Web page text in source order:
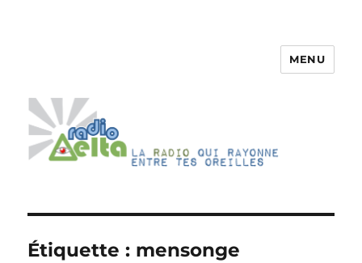
MENU
Étiquette : mensonge